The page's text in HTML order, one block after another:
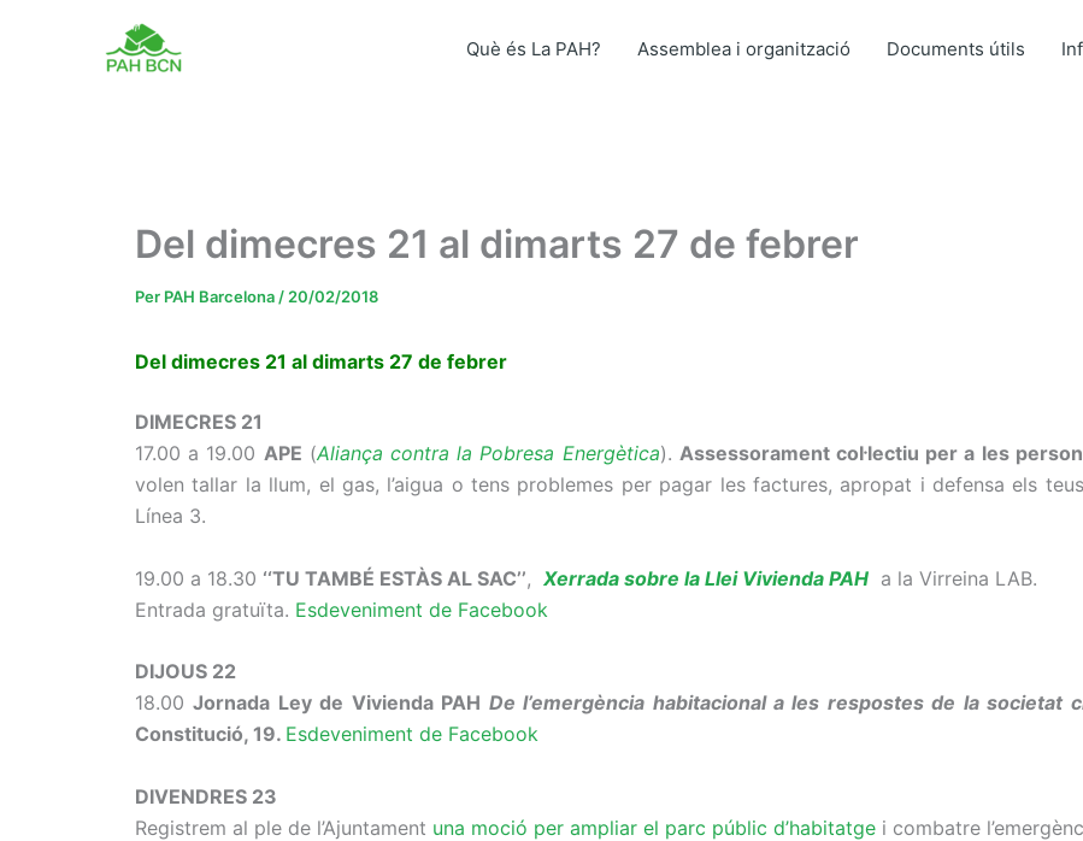
Què és La PAH? Assemblea i organització Documents útils
Del dimecres 21 al dimarts 27 de febrer
Per PAH Barcelona / 20/02/2018
Del dimecres 21 al dimarts 27 de febrer
DIMECRES 21
17.00 a 19.00 APE (Aliança contra la Pobresa Energètica). Assessorament col·lectiu per a les
volen tallar la llum, el gas, l’aigua o tens problemes per pagar les factures, apropat i defensa els
Línea 3.
19.00 a 18.30 ‘‘TU TAMBÉ ESTÀS AL SAC’’, Xerrada sobre la Llei Vivienda PAH a la Virreina LAB.
Entrada gratuïta. Esdeveniment de Facebook
DIJOUS 22
18.00Jornada Ley de Vivienda PAH De l’emergència habitacionala les respostes de la societat
Constitució, 19. Esdeveniment de Facebook
DIVENDRES 23
Registrem al ple de l’Ajuntament una moció per ampliar el parc públic d’habitatge i combatre